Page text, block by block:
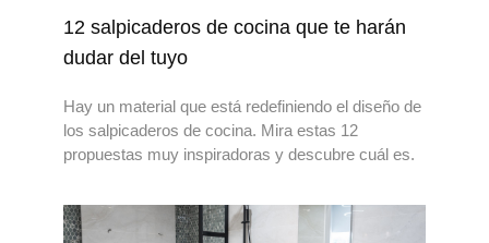
12 salpicaderos de cocina que te harán
dudar del tuyo
Hay un material que está redefiniendo el diseño de
los salpicaderos de cocina. Mira estas 12
propuestas muy inspiradoras y descubre cuál es.